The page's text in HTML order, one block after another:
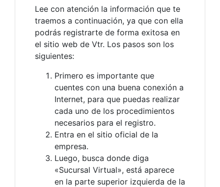
Lee con atención la información que te
traemos a continuación, ya que con ella
podrás registrarte de forma exitosa en
el sitio web de Vtr. Los pasos son los
siguientes:
Primero es importante que
cuentes con una buena conexión a
Internet, para que puedas realizar
cada uno de los procedimientos
necesarios para el registro.
Entra en el sitio oficial de la
empresa.
Luego, busca donde diga
«Sucursal Virtual», está aparece
en la parte superior izquierda de la